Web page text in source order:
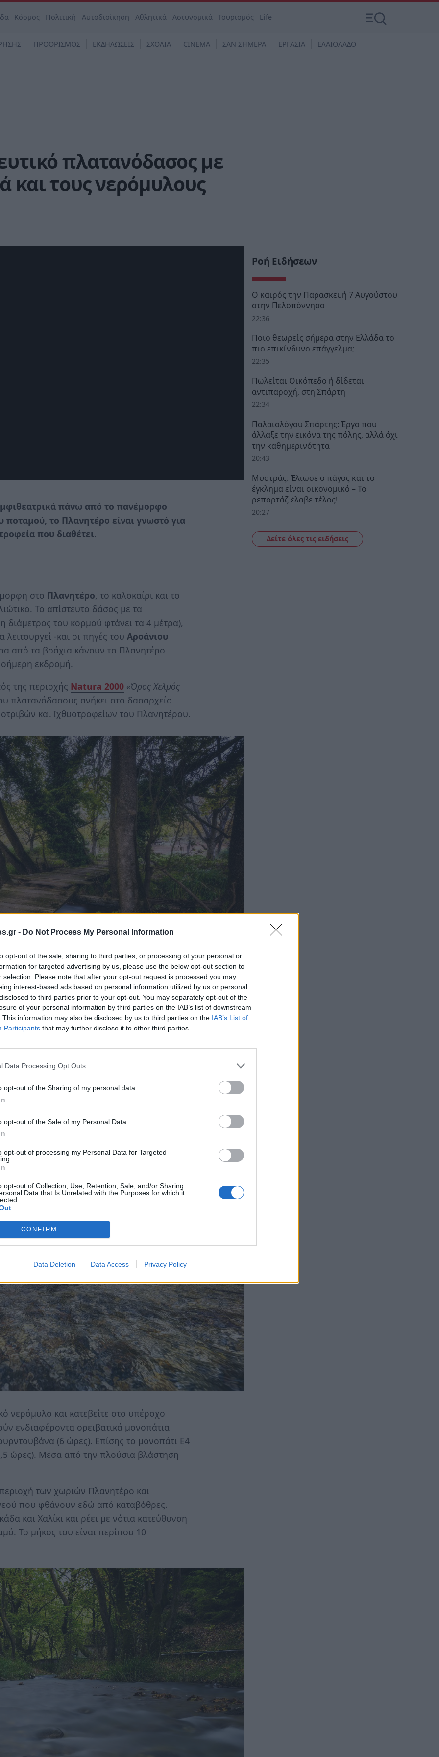
- Do Not Process My Personal Information
opt-out of the sale, sharing to third parties, or processing of your personal or
for targeted advertising by us, please use the below opt-out section to
selection. Please note that after your opt-out request is processed you may
interest-based ads based on personal information utilized by us or personal
to third parties prior to your opt-out. You may separately opt-out of the
of your personal information by third parties on the IAB’s list of downstream
This information may also be disclosed by us to third parties on the IAB’s List of
Participants that may further disclose it to other third parties.
Data Processing Opt Outs
opt-out of the Sharing of my personal data.
opt-out of the Sale of my Personal Data.
opt-out of processing my Personal Data for Targeted
opt-out of Collection, Use, Retention, Sale, and/or Sharing
Data that Is Unrelated with the Purposes for which it
CONFIRM
Data Deletion Data Access Privacy Policy
Κόσμος Πολιτική Αυτοδιοίκηση Αθλητικά Αστυνομικά Τουρισμός Life
ΠΡΟΟΡΙΣΜΟΣ ΕΚΔΗΛΩΣΕΙΣ ΣΧΟΛΙΑ CINEMA ΣΑΝ ΣΗΜΕΡΑ ΕΡΓΑΣΙΑ ΕΛΑΙΟΛΑΔΟ
πλατανόδασος με
και τους νερόμυλους
πάνω από το πανέμορφο
το Πλανητέρο είναι γνωστό για
που διαθέτει.
στο Πλανητέρο, το καλοκαίρι και το
Το απίστευτο δάσος με τα
διάμετρος του κορμού φτάνει τα 4 μέτρα),
-και οι πηγές του Αροάνιου
από τα βράχια κάνουν το Πλανητέρο
εκδρομή.
της περιοχής Natura 2000 «Όρος Χελμός
πλατανόδασους ανήκει στο δασαρχείο
και Ιχθυοτροφείων του Πλανητέρου.
γύρω από τις πηγές. Σε αυτές τις
τηγανιτή, ή σοταρισμένη με φρέσκο
δεν υπάρχει περίπτωση, να μην
από τις ταβέρνες διαθέτουν δικά τους
πώς γίνεται η αλίευση του ψαριού.
νερόμυλο και κατεβείτε στο υπέροχο
ενδιαφέροντα ορειβατικά μονοπάτια
(6 ώρες). Eπίσης το μονοπάτι Ε4
ώρες). Mέσα από την πλούσια βλάστηση
των χωριών Πλανητέρο και
που φθάνουν εδώ από καταβόθρες.
και Χαλίκι και ρέει με νότια κατεύθυνση
Το μήκος του είναι περίπου 10
Ροή Ειδήσεων
Ο καιρός την Παρασκευή 7 Αυγούστου
στην Πελοπόννησο
22:36
Ποιο θεωρείς σήμερα στην Ελλάδα το
πιο επικίνδυνο επάγγελμα;
22:35
Πωλείται Οικόπεδο ή δίδεται
αντιπαροχή, στη Σπάρτη
22:34
Παλαιολόγου Σπάρτης: Έργο που
άλλαξε την εικόνα της πόλης, αλλά όχι
την καθημερινότητα
20:43
Μυστράς: Έλιωσε ο πάγος και το
έγκλημα είναι οικονομικό – Το
ρεπορτάζ έλαβε τέλος!
20:27
Δείτε όλες τις ειδήσεις